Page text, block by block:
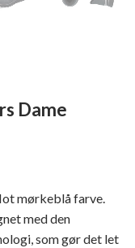
Dame
mørkeblå farve.
med den
som gør det let